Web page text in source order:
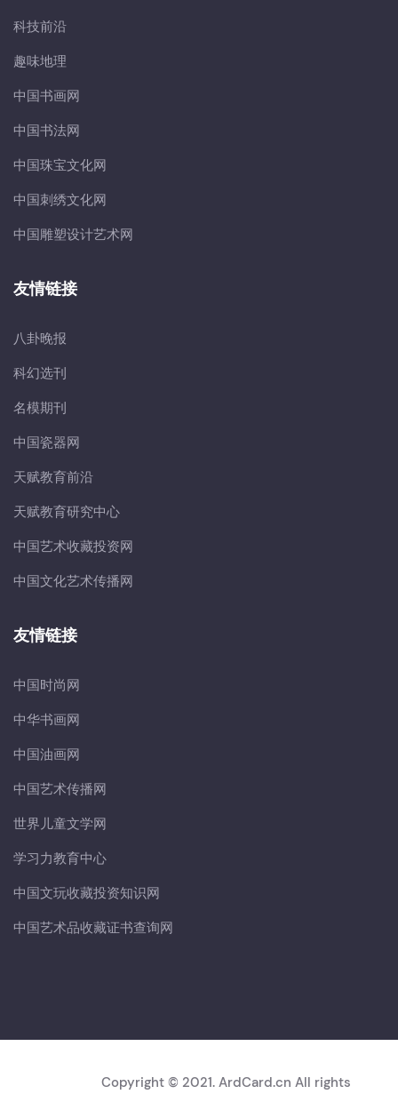
科技前沿
趣味地理
中国书画网
中国书法网
中国珠宝文化网
中国刺绣文化网
中国雕塑设计艺术网
友情链接
八卦晚报
科幻选刊
名模期刊
中国瓷器网
天赋教育前沿
天赋教育研究中心
中国艺术收藏投资网
中国文化艺术传播网
友情链接
中国时尚网
中华书画网
中国油画网
中国艺术传播网
世界儿童文学网
学习力教育中心
中国文玩收藏投资知识网
中国艺术品收藏证书查询网
Copyright © 2021. ArdCard.cn All rights